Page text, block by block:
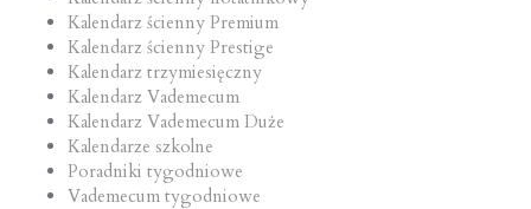
Kalendarz ścienny Premium
Kalendarz ścienny Prestige
Kalendarz trzymiesięczny
Kalendarz Vademecum
Kalendarz Vademecum Duże
Kalendarze szkolne
Poradniki tygodniowe
Vademecum tygodniowe